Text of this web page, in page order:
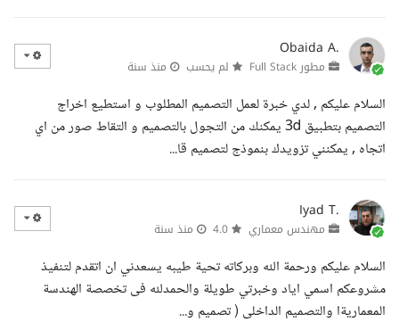
Obaida A.
مطور Full Stack لم يحسب منذ سنة
السلام عليكم , لدي خبرة لعمل التصميم المطلوب و استطيع اخراج
التصميم بتطبيق 3d يمكنك من التجول بالتصميم و التقاط صور من اي
اتجاه , يمكنني تزويدك بنموذج لتصميم قا...
Iyad T.
مهندس معماري منذ سنة
السلام عليكم ورحمة الله وبركاته تحية طيبه يسعدني ان اتقدم لتنفيذ
مشروعكم اسمي اياد وخبرتي طويلة والحمدلله فى تخصصة الهندسة
المعماريةا والتصميم الداخلى ( تصميم و...